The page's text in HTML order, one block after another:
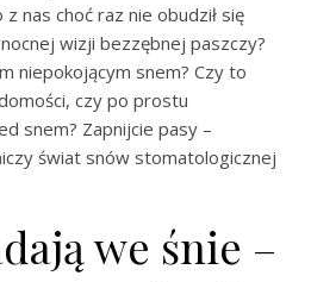
nas choć raz nie obudził się
wizji bezzębnej paszczy?
niepokojącym snem? Czy to
czy po prostu
snem? Zapnijcie pasy –
świat snów stomatologicznej
we śnie –